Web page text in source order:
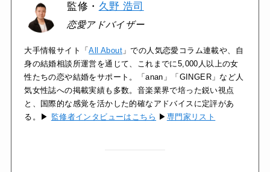
監修・ 久野 浩司
恋愛アドバイザー
大手情報サイト「All About 」での人気恋愛コラム連載や、自
身の結婚相談所運営を通じて、これまでに5,000人以上の女
性たちの恋や結婚をサポート。「anan」「GINGER」など人
気女性誌への掲載実績も多数。音楽業界で培った鋭い視点
と、国際的な感覚を活かした的確なアドバイスに定評があ
る。▶ 監修者インタビューはこちら ▶ 専門家リスト